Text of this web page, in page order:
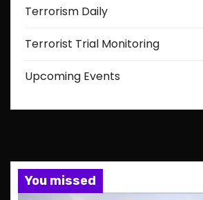
Terrorism Daily
Terrorist Trial Monitoring
Upcoming Events
You missed